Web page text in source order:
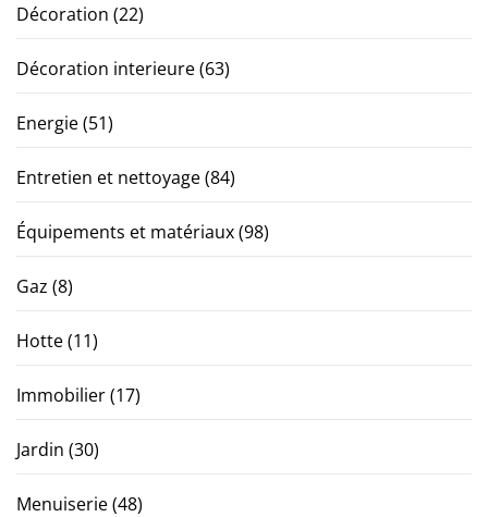
Décoration (22)
Décoration interieure(63)
Energie(51)
Entretien et nettoyage(84)
Équipements et matériaux(98)
Gaz (8)
Hotte(11)
Immobilier(17)
Jardin (30)
Menuiserie(48)